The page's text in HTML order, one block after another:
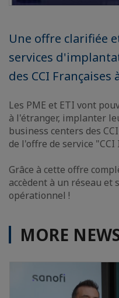
Une offre clarifiée
services
des CCI
Les PME et ETI vont
à l'étranger, implanter
business centers des
de l'offre de service
Grâce à cette offre
accèdent à un réseau
opérationnel !
MORE